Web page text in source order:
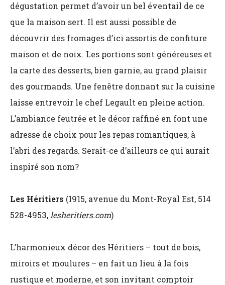
dégustation permet d’avoir un bel éventail de ce
que la maison sert. Il est aussi possible de
découvrir des fromages d’ici assortis de confiture
maison et de noix. Les portions sont généreuses et
la carte des desserts, bien garnie, au grand plaisir
des gourmands. Une fenêtre donnant sur la cuisine
laisse entrevoir le chef Legault en pleine action.
L’ambiance feutrée et le décor raffiné en font une
adresse de choix pour les repas romantiques, à
l’abri des regards. Serait-ce d’ailleurs ce qui aurait
inspiré son nom?
Les Héritiers (1915, avenue du Mont-Royal Est, 514
528-4953, lesheritiers.com)
L’harmonieux décor des Héritiers – tout de bois,
miroirs et moulures – en fait un lieu à la fois
rustique et moderne, et son invitant comptoir